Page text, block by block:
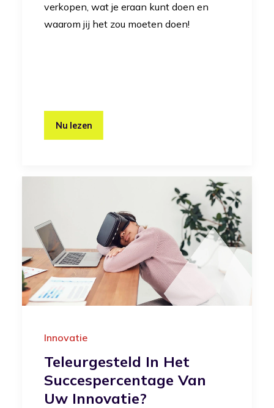
verkopen, wat je eraan kunt doen en
waarom jij het zou moeten doen!
Nu lezen
Innovatie
Teleurgesteld In Het
Succespercentage Van
Uw Innovatie?